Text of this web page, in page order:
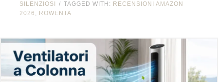
SILENZIOSI
TAGGED WITH: RECENSIONI AMAZON
2026 , ROWENTA